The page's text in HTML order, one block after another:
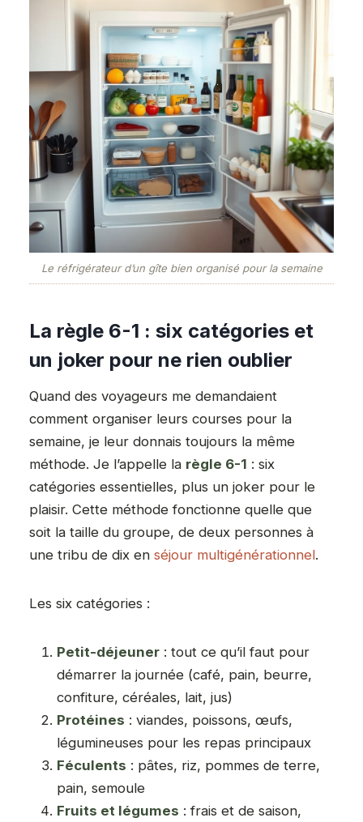
Le réfrigérateur d’un gîte bien organisé pour la semaine
La règle 6-1 : six catégories et
un joker pour ne rien oublier
Quand des voyageurs me demandaient
comment organiser leurs courses pour la
semaine, je leur donnais toujours la même
méthode. Je l’appelle la règle 6-1 : six
catégories essentielles, plus un joker pour le
plaisir. Cette méthode fonctionne quelle que
soit la taille du groupe, de deux personnes à
une tribu de dix en séjour multigénérationnel.
Les six catégories :
Petit-déjeuner: tout ce qu’il faut pour
démarrer la journée (café, pain, beurre,
confiture, céréales, lait, jus)
Protéines : viandes, poissons, œufs,
légumineuses pour les repas principaux
Féculents : pâtes, riz, pommes de terre,
pain, semoule
Fruits et légumes : frais et de saison,